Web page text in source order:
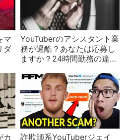
マ
ダ
YouTuberのアシスタント業
務が過酷？あなたは応募し
ますか？24時間勤務の違法
カ
詐欺師系YouTuberジェイ